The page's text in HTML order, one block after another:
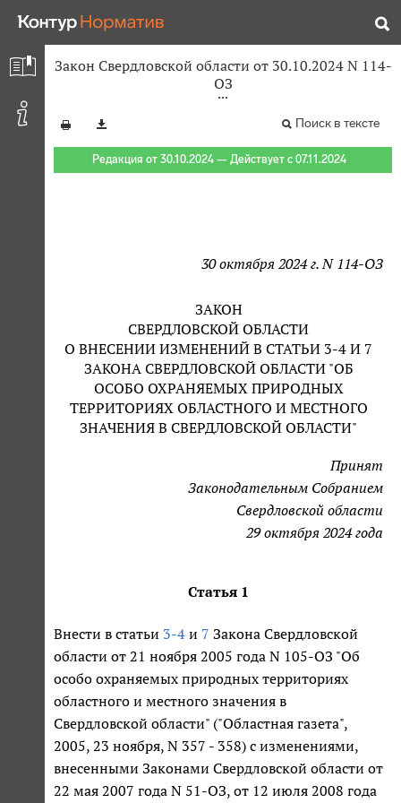
Закон Свердловской области от 30.10.2024 N 114-
ОЗ
Поиск в тексте
Редакция от 30.10.2024 — Действует с 07.11.2024
30 октября 2024 г. N 114-ОЗ
ЗАКОН
СВЕРДЛОВСКОЙ ОБЛАСТИ
О ВНЕСЕНИИ ИЗМЕНЕНИЙ В СТАТЬИ 3-4 И 7
ЗАКОНА СВЕРДЛОВСКОЙ ОБЛАСТИ "ОБ
ОСОБО ОХРАНЯЕМЫХ ПРИРОДНЫХ
ТЕРРИТОРИЯХ ОБЛАСТНОГО И МЕСТНОГО
ЗНАЧЕНИЯ В СВЕРДЛОВСКОЙ ОБЛАСТИ"
Принят
Законодательным Собранием
Свердловской области
29 октября 2024 года
Статья 1
Внести в статьи 3-4 и 7 Закона Свердловской
области от 21 ноября 2005 года N 105-ОЗ "Об
особо охраняемых природных территориях
областного и местного значения в
Свердловской области" ("Областная газета",
2005, 23 ноября, N 357 - 358) с изменениями,
внесенными Законами Свердловской области от
22 мая 2007 года N 51-ОЗ, от 12 июля 2008 года